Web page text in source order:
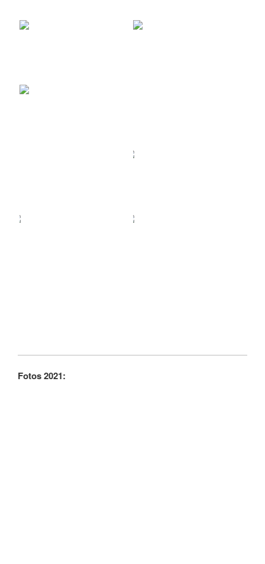
Fotos 2021: